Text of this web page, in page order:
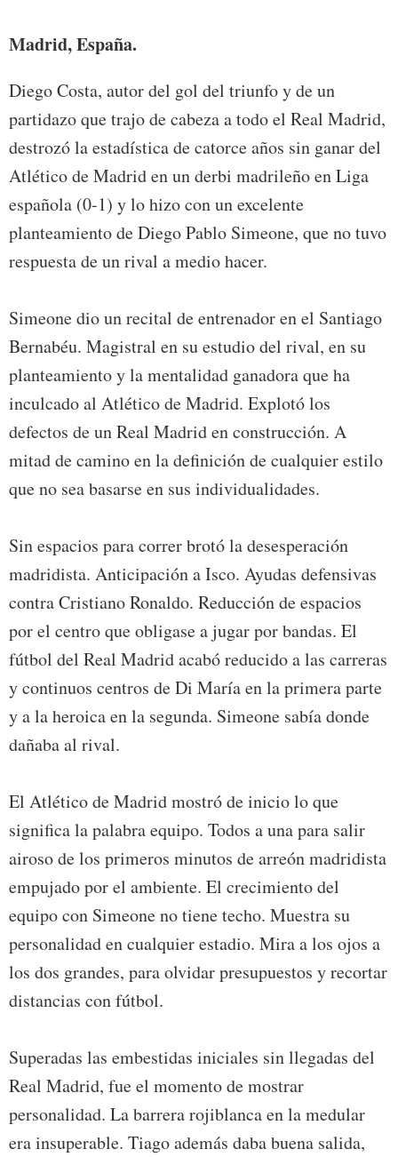
Madrid, España.
Diego Costa, autor del gol del triunfo y de un
partidazo que trajo de cabeza a todo el Real Madrid,
destrozó la estadística de catorce años sin ganar del
Atlético de Madrid en un derbi madrileño en Liga
española (0-1) y lo hizo con un excelente
planteamiento de Diego Pablo Simeone, que no tuvo
respuesta de un rival a medio hacer.
Simeone dio un recital de entrenador en el Santiago
Bernabéu. Magistral en su estudio del rival, en su
planteamiento y la mentalidad ganadora que ha
inculcado al Atlético de Madrid. Explotó los
defectos de un Real Madrid en construcción. A
mitad de camino en la definición de cualquier estilo
que no sea basarse en sus individualidades.
Sin espacios para correr brotó la desesperación
madridista. Anticipación a Isco. Ayudas defensivas
contra Cristiano Ronaldo. Reducción de espacios
por el centro que obligase a jugar por bandas. El
fútbol del Real Madrid acabó reducido a las carreras
y continuos centros de Di María en la primera parte
y a la heroica en la segunda. Simeone sabía donde
dañaba al rival.
El Atlético de Madrid mostró de inicio lo que
significa la palabra equipo. Todos a una para salir
airoso de los primeros minutos de arreón madridista
empujado por el ambiente. El crecimiento del
equipo con Simeone no tiene techo. Muestra su
personalidad en cualquier estadio. Mira a los ojos a
los dos grandes, para olvidar presupuestos y recortar
distancias con fútbol.
Superadas las embestidas iniciales sin llegadas del
Real Madrid, fue el momento de mostrar
personalidad. La barrera rojiblanca en la medular
era insuperable. Tiago además daba buena salida,